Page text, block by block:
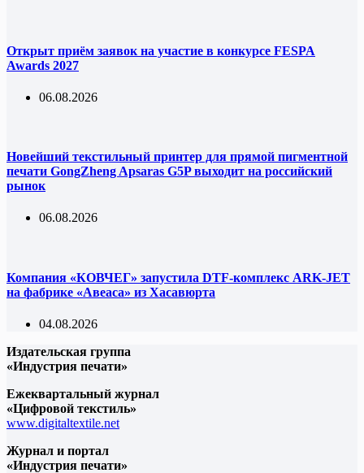
Открыт приём заявок на участие в конкурсе FESPA
Awards 2027
06.08.2026
Новейший текстильный принтер для прямой пигментной
печати GongZheng Apsaras G5P выходит на российский
рынок
06.08.2026
Компания «КОВЧЕГ» запустила DTF-комплекс ARK-JET
на фабрике «Авеаса» из Хасавюрта
04.08.2026
Издательская группа
«Индустрия печати»
Ежеквартальный журнал
«Цифровой текстиль»
www.digitaltextile.net
Журнал и портал
«Индустрия печати»